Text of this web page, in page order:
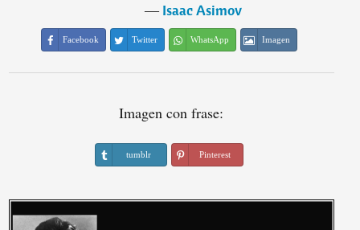
―Isaac Asimov
Facebook Twitter WhatsApp Imagen
Imagen con frase:
tumblr Pinterest